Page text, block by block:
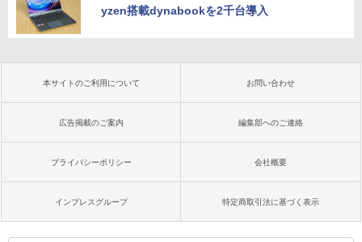
yzen搭載dynabookを2千台導入
本サイトのご利用について お問い合わせ
広告掲載のご案内 編集部へのご連絡
プライバシーポリシー 会社概要
インプレスグループ 特定商取引法に基づく表示